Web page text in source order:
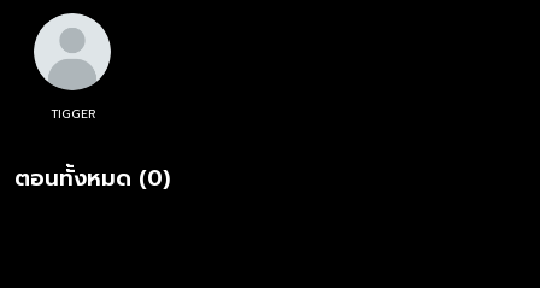
TIGGER
ตอนทั้งหมด (0)